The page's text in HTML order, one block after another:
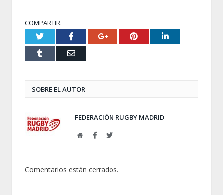
COMPARTIR.
Twitter Facebook Google+ Pinterest LinkedIn
Email
SOBRE EL AUTOR
FEDERACIÓN RUGBY MADRID
WebFacebookTwitter
Comentarios están cerrados.